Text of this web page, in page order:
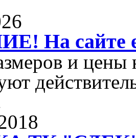
На сайте
и цены